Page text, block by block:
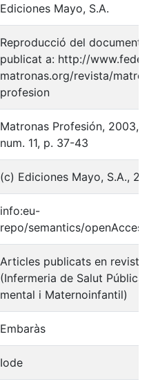
Ediciones Mayo, S.A.
Reproducció del document
publicat a: http://
matronas.org/revista/
profesion
Matronas Profesión, 2003,
num. 11, p. 37-43
(c) Ediciones Mayo, S.A.,
info:eu-
repo/semantics/openAccess
Articles publicats en
(Infermeria de Salut
mental i Maternoinfantil)
Embaràs
Iode